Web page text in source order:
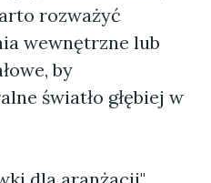
rozważyć
wewnętrzne lub
by
światło głębiej w